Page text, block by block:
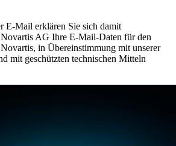
E-Mail erklären Sie sich damit
Novartis AG Ihre E-Mail-Daten für den
in Übereinstimmung mit unserer
mit geschützten technischen Mitteln